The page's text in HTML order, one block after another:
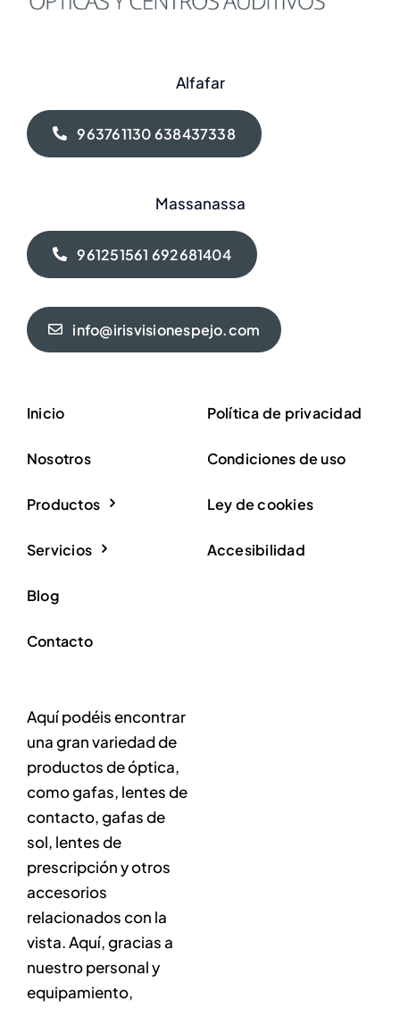
Alfafar
963761130 638437338
Massanassa
961251561 692681404
info@irisvisionespejo.com
Inicio
Nosotros
Productos
Servicios
Blog
Contacto
Política de privacidad
Condiciones de uso
Ley de cookies
Accesibilidad
Aquí podéis encontrar
una gran variedad de
productos de óptica,
como gafas, lentes de
contacto, gafas de
sol, lentes de
prescripción y otros
accesorios
relacionados con la
vista. Aquí, gracias a
nuestro personal y
equipamiento,